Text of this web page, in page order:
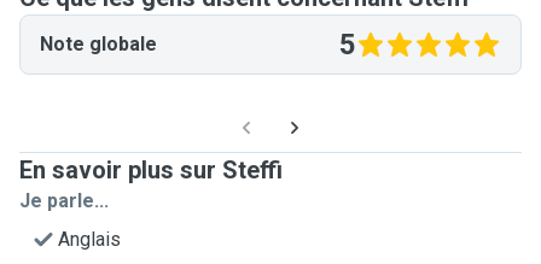
Note globale 5
En savoir plus sur Steffi
Je parle...
Anglais